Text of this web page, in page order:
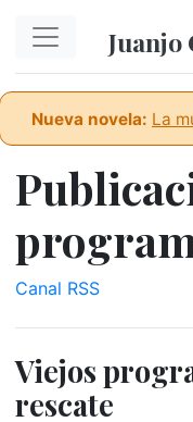
Juanjo
Nueva novela: La
Canal RSS
Viejos
rescate